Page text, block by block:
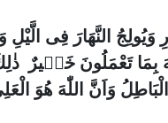
وَيُولِجُ النَّهَارَ فِى
تَعْمَلُونَ خَبٖيرٌ ذٰلِكَ
وَاَنَّ اللّٰهَ هُوَ